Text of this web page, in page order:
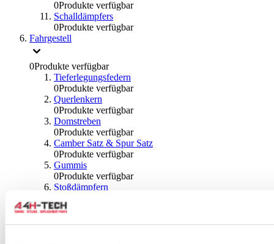
0Produkte verfügbar
Schalldämpfers
0Produkte verfügbar
Fahrgestell
0Produkte verfügbar
Tieferlegungsfedern
0Produkte verfügbar
Querlenkern
0Produkte verfügbar
Domstreben
0Produkte verfügbar
Camber Satz & Spur Satz
0Produkte verfügbar
Gummis
0Produkte verfügbar
Stoßdämpfern
Gewindefahrwerk